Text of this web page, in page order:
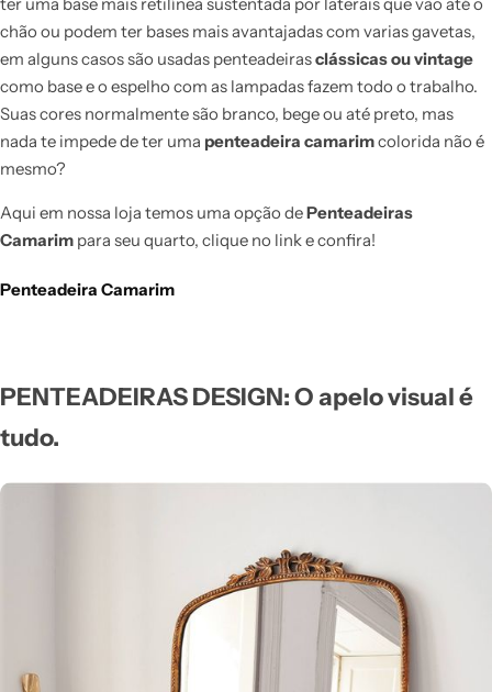
ter uma base mais retilínea sustentada por laterais que vão até o
chão ou podem ter bases mais avantajadas com varias gavetas,
em alguns casos são usadas penteadeirasclássicas ou vintage
como base e o espelho com as lampadas fazem todo o trabalho.
Suas cores normalmente são branco, bege ou até preto, mas
nada te impede de ter uma penteadeira camarimcolorida não é
mesmo?
Aqui em nossa loja temos uma opção dePenteadeiras
Camarim para seu quarto, clique no link e confira!
Penteadeira Camarim
PENTEADEIRAS DESIGN: O apelo visual é
tudo.